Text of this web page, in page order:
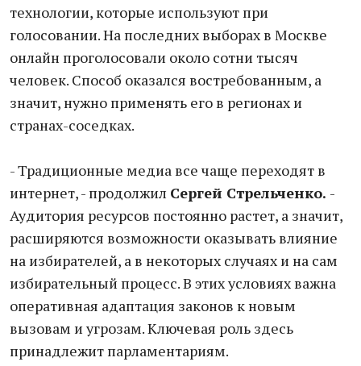
технологии, которые используют при
голосовании. На последних выборах в Москве
онлайн проголоcовали около сотни тысяч
человек. Способ оказался востребованным, а
значит, нужно применять его в регионах и
странах-соседках.
- Традиционные медиа все чаще переходят в
интернет, - продолжил Сергей Стрельченко. -
Аудитория ресурсов постоянно растет, а значит,
расширяются возможности оказывать влияние
на избирателей, а в некоторых случаях и на сам
избирательный процесс. В этих условиях важна
оперативная адаптация законов к новым
вызовам и угрозам. Ключевая роль здесь
принадлежит парламентариям.